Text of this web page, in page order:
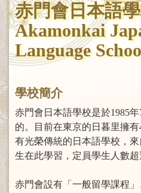
赤門會日本語
Akamonkai
Language
學校簡介
赤門會日本語學校是於1985
的。目前在東京的日暮里擁
有光榮傳統的日本語學校，
生在此學習，定員學生人數超
赤門會設有「一般留學課程」